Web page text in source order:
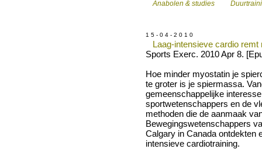
Anabolen & studies
1 5 - 0 4 - 2 0 1 0
Laag-intensieve cardio remt
Sports Exerc. 2010 Apr 8.
Hoe minder myostatin je
te groter is je spiermassa.
gemeenschappelijke
sportwetenschappers en de
methoden die de aanmaak
Bewegingswetenschappers
Calgary in Canada ontdekten
intensieve cardiotraining.